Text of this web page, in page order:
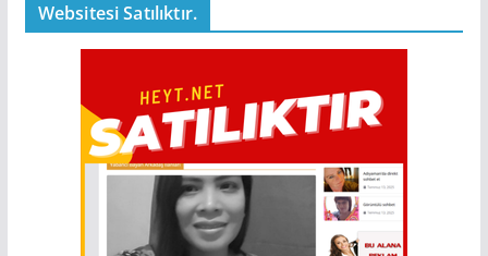
Websitesi Satılıktır.